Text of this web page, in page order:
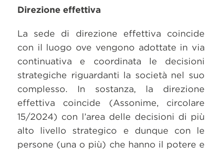
Direzione effettiva
La sede di direzione effettiva coincide
con il luogo ove vengono adottate in via
continuativa e coordinata le decisioni
strategiche riguardanti la società nel suo
complesso. In sostanza, la direzione
effettiva coincide (Assonime, circolare
15/2024) con l’area delle decisioni di più
alto livello strategico e dunque con le
persone (una o più) che hanno il potere e